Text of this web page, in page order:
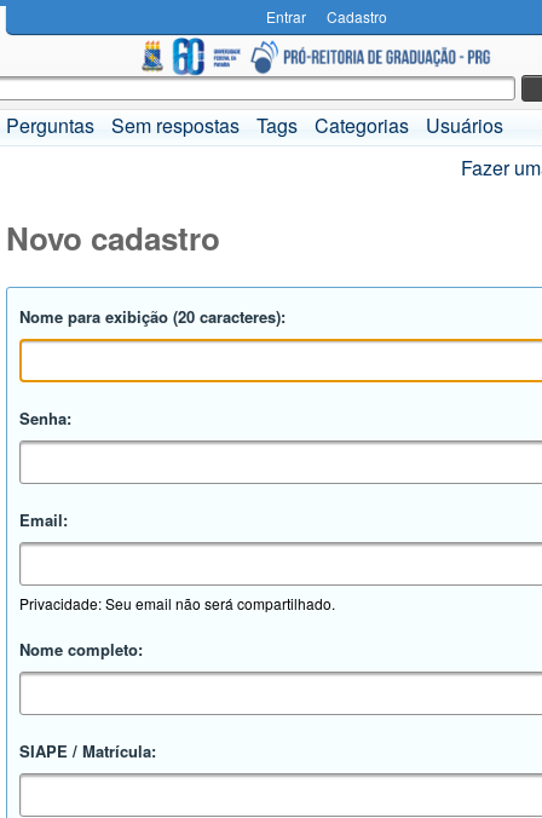
Entrar Cadastro
Perguntas Sem respostas Tags Categorias
Usuários
Fazer
Novo cadastro
Nome para exibição (20 caracteres):
Senha:
Email:
Privacidade: Seu email não será compartilhado.
Nome completo:
SIAPE / Matrícula: